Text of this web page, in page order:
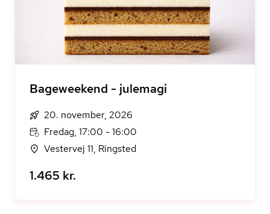
Bageweekend - julemagi
20. november, 2026
Fredag, 17:00 - 16:00
Vestervej 11, Ringsted
1.465 kr.